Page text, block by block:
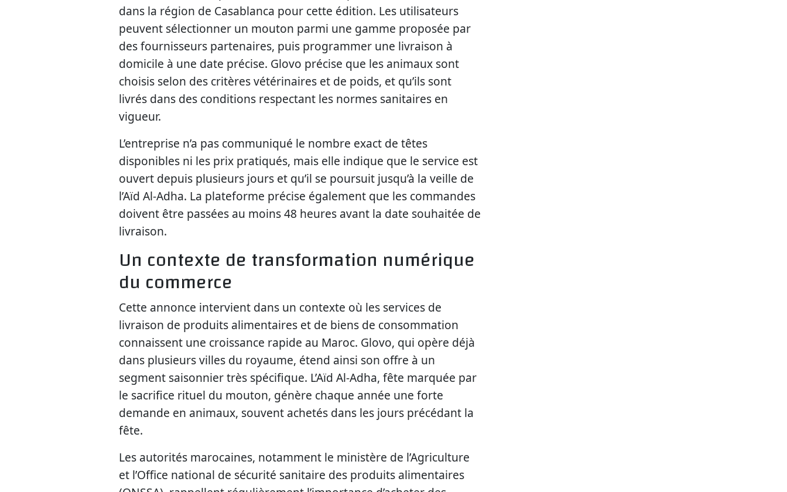
dans la région de Casablanca pour cette édition. Les utilisateurs
peuvent sélectionner un mouton parmi une gamme proposée par
des fournisseurs partenaires, puis programmer une livraison à
domicile à une date précise. Glovo précise que les animaux sont
choisis selon des critères vétérinaires et de poids, et qu’ils sont
livrés dans des conditions respectant les normes sanitaires en
vigueur.
L’entreprise n’a pas communiqué le nombre exact de têtes
disponibles ni les prix pratiqués, mais elle indique que le service est
ouvert depuis plusieurs jours et qu’il se poursuit jusqu’à la veille de
l’Aïd Al-Adha. La plateforme précise également que les commandes
doivent être passées au moins 48 heures avant la date souhaitée de
livraison.
Un contexte de transformation numérique
du commerce
Cette annonce intervient dans un contexte où les services de
livraison de produits alimentaires et de biens de consommation
connaissent une croissance rapide au Maroc. Glovo, qui opère déjà
dans plusieurs villes du royaume, étend ainsi son offre à un
segment saisonnier très spécifique. L’Aïd Al-Adha, fête marquée par
le sacrifice rituel du mouton, génère chaque année une forte
demande en animaux, souvent achetés dans les jours précédant la
fête.
Les autorités marocaines, notamment le ministère de l’Agriculture
et l’Office national de sécurité sanitaire des produits alimentaires